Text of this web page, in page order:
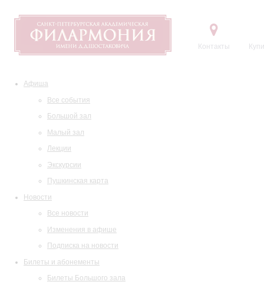
Контакты
Афиша
Все события
Большой зал
Малый зал
Лекции
Экскурсии
Пушкинская карта
Новости
Все новости
Изменения в афише
Подписка на новости
Билеты и абонементы
Билеты Большого зала